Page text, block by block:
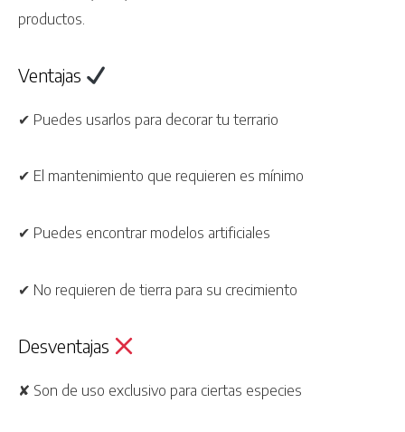
productos.
Ventajas
✔ Puedes usarlos para decorar tu terrario
✔ El mantenimiento que requieren es mínimo
✔ Puedes encontrar modelos artificiales
✔ No requieren de tierra para su crecimiento
Desventajas
✘ Son de uso exclusivo para ciertas especies